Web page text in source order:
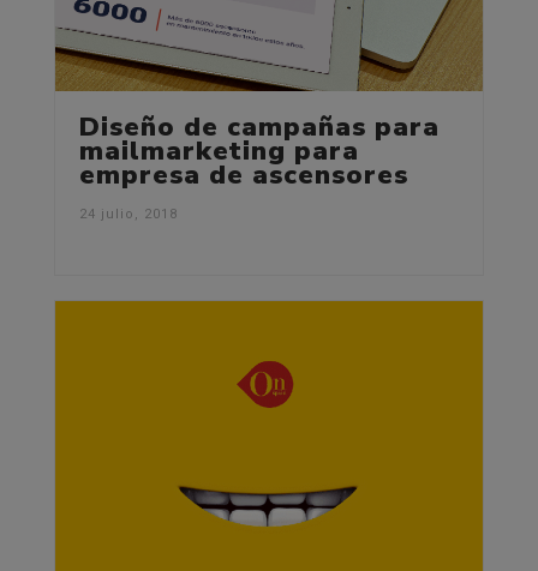
Diseño de campañas para
mailmarketing para
empresa de ascensores
24 julio, 2018